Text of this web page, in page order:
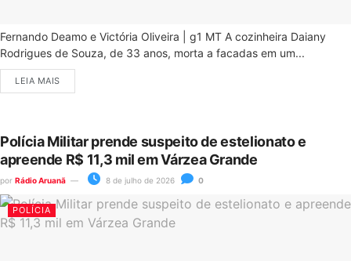
Fernando Deamo e Victória Oliveira | g1 MT A cozinheira Daiany
Rodrigues de Souza, de 33 anos, morta a facadas em um...
LEIA MAIS
Polícia Militar prende suspeito de estelionato e
apreende R$ 11,3 mil em Várzea Grande
por Rádio Aruanã 8 de julho de 2026 0
POLÍCIA